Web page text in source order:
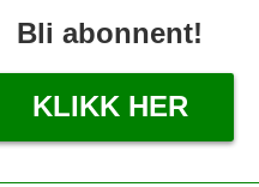
Bli abonnent!
KLIKK HER